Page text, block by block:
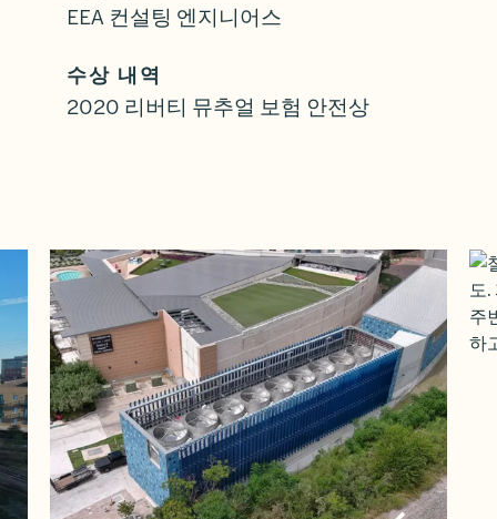
EEA 컨설팅 엔지니어스
수상 내역
2020 리버티 뮤추얼 보험 안전상